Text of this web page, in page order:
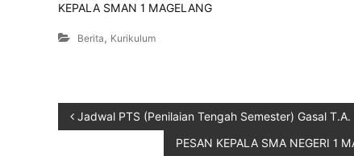
KEPALA SMAN 1 MAGELANG
Berita, Kurikulum
Jadwal PTS (Penilaian Tengah Semester) Gasal
PESAN KEPALA SMA NEGERI 1